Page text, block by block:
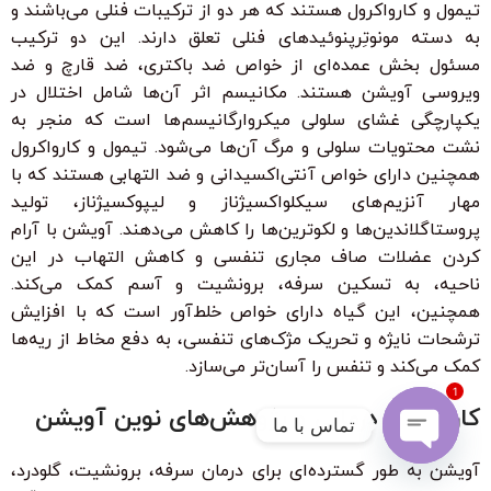
تیمول و کارواکرول هستند که هر دو از ترکیبات فنلی می‌باشند و
به دسته مونوتِرپنوئیدهای فنلی تعلق دارند. این دو ترکیب
مسئول بخش عمده‌ای از خواص ضد باکتری، ضد قارچ و ضد
ویروسی آویشن هستند. مکانیسم اثر آن‌ها شامل اختلال در
یکپارچگی غشای سلولی میکروارگانیسم‌ها است که منجر به
نشت محتویات سلولی و مرگ آن‌ها می‌شود. تیمول و کارواکرول
همچنین دارای خواص آنتی‌اکسیدانی و ضد التهابی هستند که با
مهار آنزیم‌های سیکلواکسیژناز و لیپوکسیژناز، تولید
پروستاگلاندین‌ها و لکوترین‌ها را کاهش می‌دهند. آویشن با آرام
کردن عضلات صاف مجاری تنفسی و کاهش التهاب در این
ناحیه، به تسکین سرفه، برونشیت و آسم کمک می‌کند.
همچنین، این گیاه دارای خواص خلط‌آور است که با افزایش
ترشحات نایژه و تحریک مژک‌های تنفسی، به دفع مخاط از ریه‌ها
کمک می‌کند و تنفس را آسان‌تر می‌سازد.
کاربردهای درمانی و پژوهش‌های نوین آویشن
آویشن به طور گسترده‌ای برای درمان سرفه، برونشیت، گلودرد،
تماس با ما
Open
1